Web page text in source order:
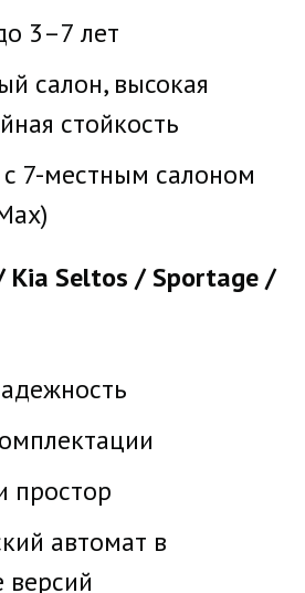
3–7 лет
салон, высокая
стойкость
7-местным салоном
Kia Seltos / Sportage /
простор
автомат в
версий